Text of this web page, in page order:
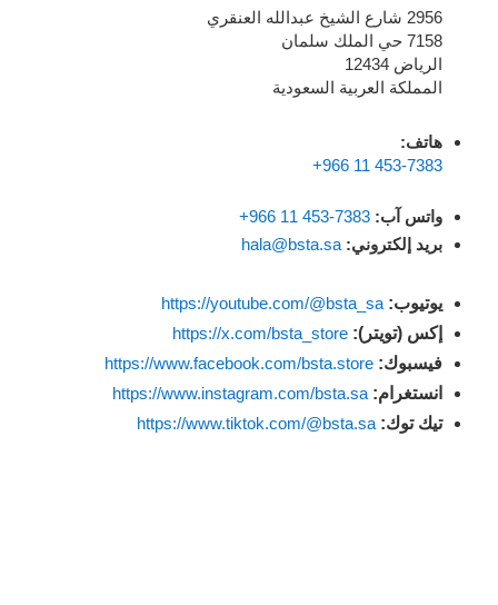
2956 شارع الشيخ عبدالله العنقري
7158 حي الملك سلمان
الرياض 12434
المملكة العربية السعودية
هاتف:
+966 11 453-7383
واتس آب: 7383-453 11 966+
بريد إلكتروني: hala@bsta.sa
يوتيوب: https://youtube.com/@bsta_sa
إكس (تويتر): https://x.com/bsta_store
فيسبوك: https://www.facebook.com/bsta.store
انستغرام: https://www.instagram.com/bsta.sa
تيك توك: https://www.tiktok.com/@bsta.sa